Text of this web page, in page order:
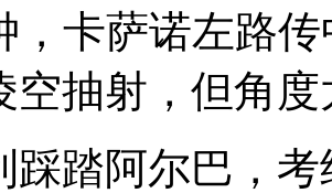
，卡萨诺左路
空抽射，但角
踩踏阿尔巴，